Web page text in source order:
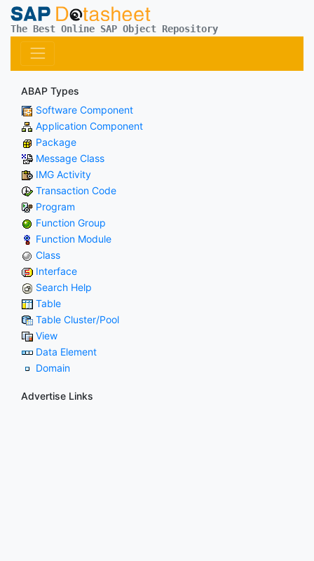
The Best Online SAP Object Repository
ABAP Types
Software Component
Application Component
Package
Message Class
IMG Activity
Transaction Code
Program
Function Group
Function Module
Class
Interface
Search Help
Table
Table Cluster/Pool
View
Data Element
Domain
Advertise Links